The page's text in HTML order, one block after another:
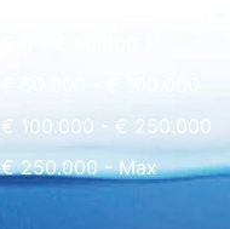
€ 100.000 - € 250.000
€ 250.000 - Max